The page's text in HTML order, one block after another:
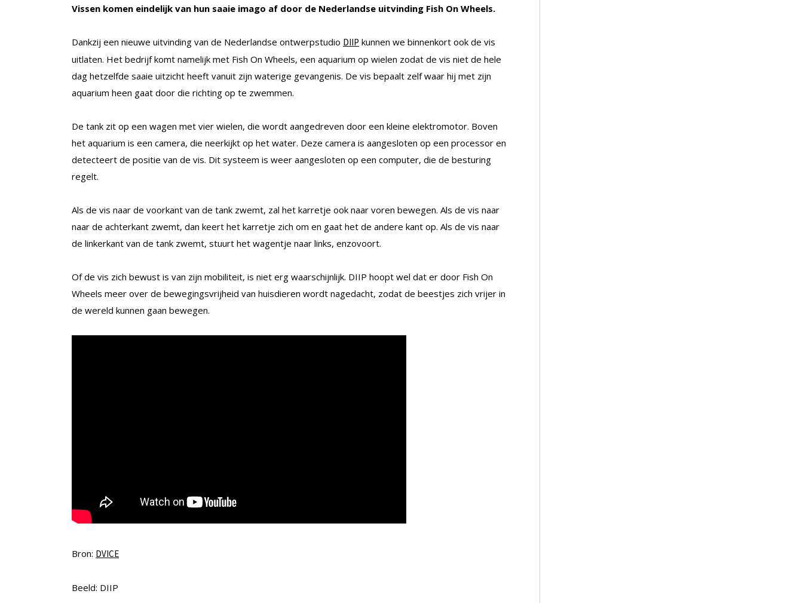
Vissen komen eindelijk van hun saaie imago af door de Nederlandse uitvinding Fish On Wheels.
Dankzij een nieuwe uitvinding van de Nederlandse ontwerpstudio DIIP kunnen we binnenkort ook de vis
uitlaten. Het bedrijf komt namelijk met Fish On Wheels, een aquarium op wielen zodat de vis niet de hele
dag hetzelfde saaie uitzicht heeft vanuit zijn waterige gevangenis. De vis bepaalt zelf waar hij met zijn
aquarium heen gaat door die richting op te zwemmen.
De tank zit op een wagen met vier wielen, die wordt aangedreven door een kleine elektromotor. Boven
het aquarium is een camera, die neerkijkt op het water. Deze camera is aangesloten op een processor en
detecteert de positie van de vis. Dit systeem is weer aangesloten op een computer, die de besturing
regelt.
Als de vis naar de voorkant van de tank zwemt, zal het karretje ook naar voren bewegen. Als de vis naar
naar de achterkant zwemt, dan keert het karretje zich om en gaat het de andere kant op. Als de vis naar
de linkerkant van de tank zwemt, stuurt het wagentje naar links, enzovoort.
Of de vis zich bewust is van zijn mobiliteit, is niet erg waarschijnlijk. DIIP hoopt wel dat er door Fish On
Wheels meer over de bewegingsvrijheid van huisdieren wordt nagedacht, zodat de beestjes zich vrijer in
de wereld kunnen gaan bewegen.
Bron: DVICE
Beeld: DIIP